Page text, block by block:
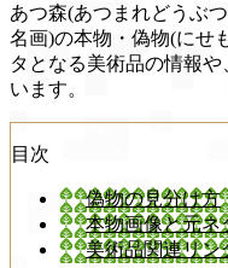
あつ森(あつまれどうぶ
名画)の本物・偽物(にせ
タとなる美術品の情報
います。
目次
偽物の見分け方
本物画像と元ネ
美術品関連リン